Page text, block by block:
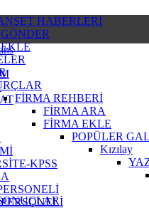
HABERLERİ
FİRMA REHBERİ
FİRMA ARA
FİRMA EKLE
POPÜLER
Kızılay
KPSS